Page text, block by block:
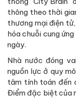
thông theo thời
thương mại điện
hóa chuỗi cung
ngày.
Nhà nước đóng
nguồn lực ở quy
tâm tính toán đến
Điểm đặc biệt của